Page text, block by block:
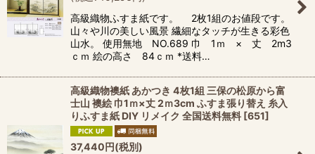
高級織物ふすま紙です。 2枚1組のお値段です。
山々や川の美しい風景 繊細なタッチが生きる彩色
山水。 使用無地 NO.689 巾 1ｍ × 丈 2m3
ｃｍ 絵の高さ 84ｃｍ *送料…
高級織物襖紙 あかつき 4枚1組 三保の松原から富
士山 襖絵 巾1ｍ×丈 2ｍ3cm ふすま張り替え 糸入
りふすま紙 DIY リメイク 全国送料無料 [651]
37,440円(税別)